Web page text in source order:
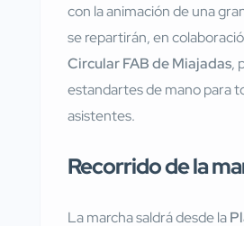
con la animación de una
se repartirán, en
Circular FAB de Miajadas,
estandartes de mano para
asistentes.
Recorrido de la
La marcha saldrá desde la